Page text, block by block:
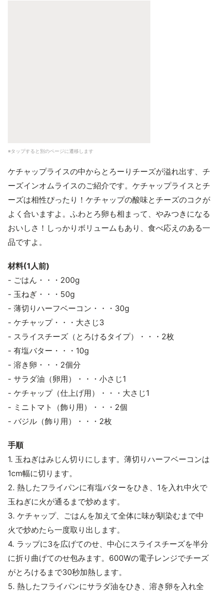
※タップすると別のページに遷移します
ケチャップライスの中からとろーりチーズが溢れ出す、チ
ーズインオムライスのご紹介です。ケチャップライスとチ
ーズは相性ぴったり！ケチャップの酸味とチーズのコクが
よく合いますよ。ふわとろ卵も相まって、やみつきになる
おいしさ！しっかりボリュームもあり、食べ応えのある一
品ですよ。
材料(1人前)
- ごはん・・・200g
- 玉ねぎ・・・50g
- 薄切りハーフベーコン・・・30g
- ケチャップ・・・大さじ3
- スライスチーズ（とろけるタイプ）・・・2枚
- 有塩バター・・・10g
- 溶き卵・・・2個分
- サラダ油（卵用）・・・小さじ1
- ケチャップ（仕上げ用）・・・大さじ1
- ミニトマト（飾り用）・・・2個
- バジル（飾り用）・・・2枚
手順
1. 玉ねぎはみじん切りにします。薄切りハーフベーコンは
1cm幅に切ります。
2. 熱したフライパンに有塩バターをひき、1を入れ中火で
玉ねぎに火が通るまで炒めます。
3. ケチャップ、ごはんを加えて全体に味が馴染むまで中
火で炒めたら一度取り出します。
4. ラップに3を広げてのせ、中心にスライスチーズを半分
に折り曲げてのせ包みます。600Wの電子レンジでチーズ
がとろけるまで30秒加熱します。
5. 熱したフライパンにサラダ油をひき、溶き卵を入れ全